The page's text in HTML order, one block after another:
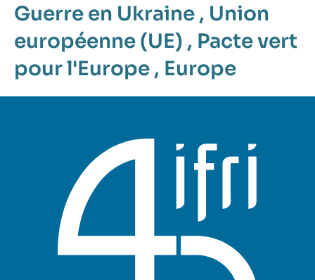
Guerre en Ukraine , Union
européenne (UE) , Pacte vert
pour l'Europe , Europe